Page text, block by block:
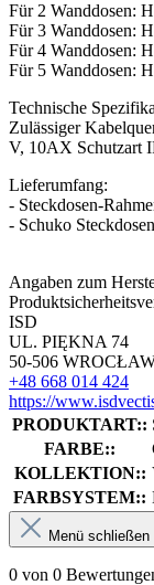
Für 2 Wanddosen:
Für 3 Wanddosen:
Für 4 Wanddosen:
Für 5 Wanddosen:
Technische
Zulässiger
V, 10AX Schutzart
Lieferumfang:
- Steckdosen-
- Schuko
Angaben zum
ISD
UL. PIĘKNA 74
50-506
+48 668 014 424
https://
PRODUKTART::
FARBE::
KOLLEKTION::
FARBSYSTEM::
Menü schließen
0 von 0